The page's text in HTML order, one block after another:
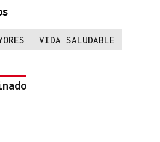
VIDA SALUDABLE